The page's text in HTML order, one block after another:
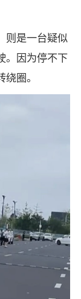
则是一台疑似
。因为停不下
圈。